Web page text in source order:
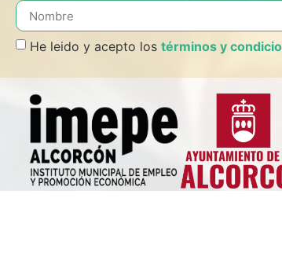
He leido y acepto los términos y